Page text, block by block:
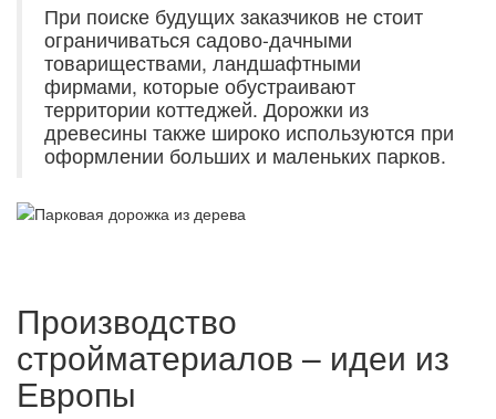
При поиске будущих заказчиков не стоит
ограничиваться садово-дачными
товариществами, ландшафтными
фирмами, которые обустраивают
территории коттеджей. Дорожки из
древесины также широко используются при
оформлении больших и маленьких парков.
Производство
стройматериалов – идеи из
Европы